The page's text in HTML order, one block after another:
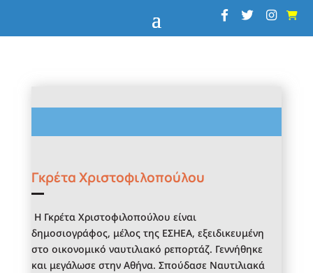
Γκρέτα Χριστοφιλοπούλου
Η Γκρέτα Χριστοφιλοπούλου είναι
δημοσιογράφος, μέλος της ΕΣΗΕΑ, εξειδικευμένη
στο οικονομικό ναυτιλιακό ρεπορτάζ. Γεννήθηκε
και μεγάλωσε στην Αθήνα. Σπούδασε Ναυτιλιακά